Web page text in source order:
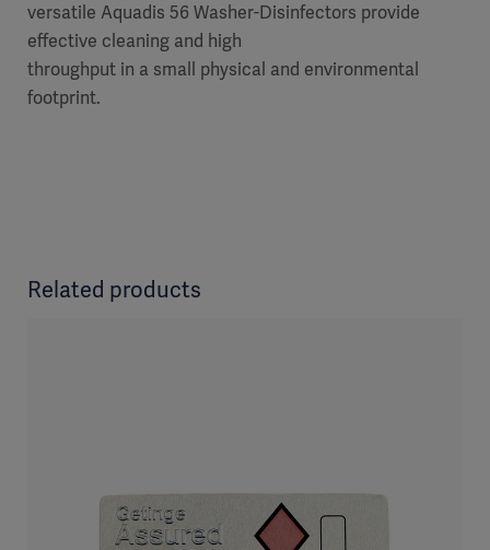
versatile Aquadis 56 Washer-Disinfectors provide
effective cleaning and high
throughput in a small physical and environmental
footprint.
Related products